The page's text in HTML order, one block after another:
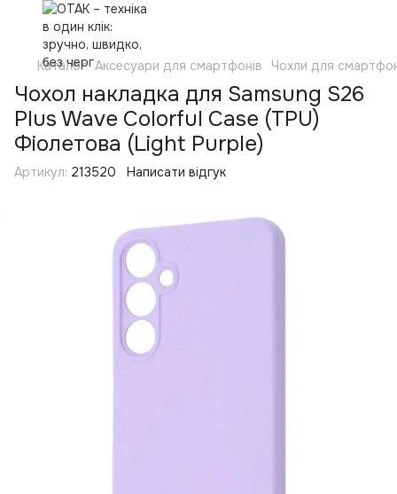
Каталог Аксесуари для смартфонів Чохли для
Чохол накладка для Samsung S26
Plus Wave Colorful Case (TPU)
Фіолетова (Light Purple)
Артикул: 213520 Написати відгук